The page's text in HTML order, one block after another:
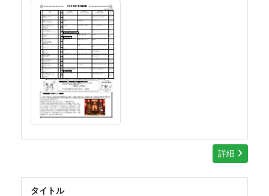
詳細
タイトル